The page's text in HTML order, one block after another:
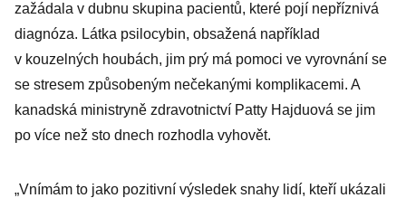
zažádala v dubnu skupina pacientů, které pojí nepříznivá
diagnóza. Látka psilocybin, obsažená například
v kouzelných houbách, jim prý má pomoci ve vyrovnání se
se stresem způsobeným nečekanými komplikacemi. A
kanadská ministryně zdravotnictví Patty Hajduová se jim
po více než sto dnech rozhodla vyhovět.
„Vnímám to jako pozitivní výsledek snahy lidí, kteří ukázali